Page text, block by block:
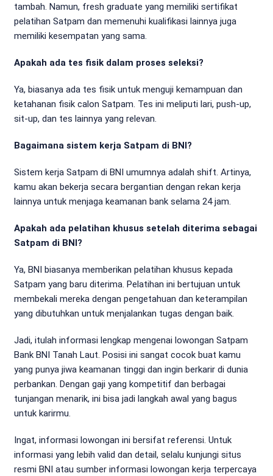
tambah. Namun, fresh graduate yang memiliki sertifikat
pelatihan Satpam dan memenuhi kualifikasi lainnya juga
memiliki kesempatan yang sama.
Apakah ada tes fisik dalam proses seleksi?
Ya, biasanya ada tes fisik untuk menguji kemampuan dan
ketahanan fisik calon Satpam. Tes ini meliputi lari, push-up,
sit-up, dan tes lainnya yang relevan.
Bagaimana sistem kerja Satpam di BNI?
Sistem kerja Satpam di BNI umumnya adalah shift. Artinya,
kamu akan bekerja secara bergantian dengan rekan kerja
lainnya untuk menjaga keamanan bank selama 24 jam.
Apakah ada pelatihan khusus setelah diterima sebagai
Satpam di BNI?
Ya, BNI biasanya memberikan pelatihan khusus kepada
Satpam yang baru diterima. Pelatihan ini bertujuan untuk
membekali mereka dengan pengetahuan dan keterampilan
yang dibutuhkan untuk menjalankan tugas dengan baik.
Jadi, itulah informasi lengkap mengenai lowongan Satpam
Bank BNI Tanah Laut. Posisi ini sangat cocok buat kamu
yang punya jiwa keamanan tinggi dan ingin berkarir di dunia
perbankan. Dengan gaji yang kompetitif dan berbagai
tunjangan menarik, ini bisa jadi langkah awal yang bagus
untuk karirmu.
Ingat, informasi lowongan ini bersifat referensi. Untuk
informasi yang lebih valid dan detail, selalu kunjungi situs
resmi BNI atau sumber informasi lowongan kerja terpercaya